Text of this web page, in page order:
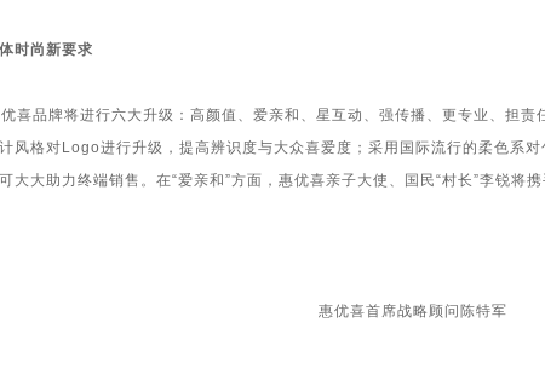
时尚新要求
品牌将进行六大升级：高颜值、爱亲和、星互动、强传播、更专业、担责
风格对 Logo进行升级，提高辨识度与大众喜爱度；采用国际流行的柔色系
大大助力终端销售。在“爱亲和”方面，惠优喜亲子大使、国民“村长”李锐将
惠优喜首席战略顾问陈特军